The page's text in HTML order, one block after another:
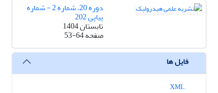
دوره 20، شماره 2 - شماره
پیاپی 202
تابستان 1404
صفحه53-64
فایل ها